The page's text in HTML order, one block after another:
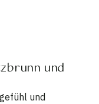
und
und